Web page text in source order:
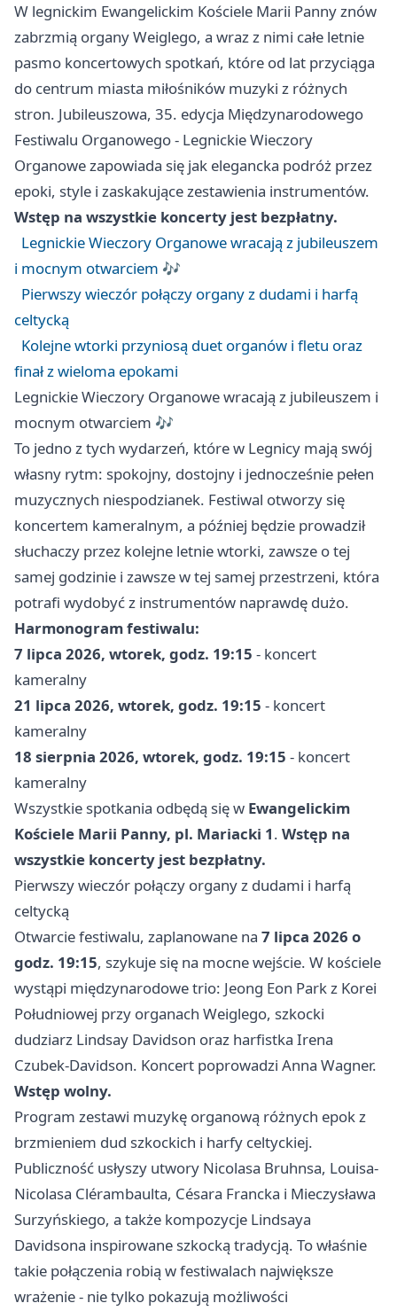
W legnickim Ewangelickim Kościele Marii Panny znów
zabrzmią organy Weiglego, a wraz z nimi całe letnie
pasmo koncertowych spotkań, które od lat przyciąga
do centrum miasta miłośników muzyki z różnych
stron. Jubileuszowa, 35. edycja Międzynarodowego
Festiwalu Organowego - Legnickie Wieczory
Organowe zapowiada się jak elegancka podróż przez
epoki, style i zaskakujące zestawienia instrumentów.
Wstęp na wszystkie koncerty jest bezpłatny.
Legnickie Wieczory Organowe wracają z jubileuszem
i mocnym otwarciem 🎶
Pierwszy wieczór połączy organy z dudami i harfą
celtycką
Kolejne wtorki przyniosą duet organów i fletu oraz
finał z wieloma epokami
Legnickie Wieczory Organowe wracają z jubileuszem i
mocnym otwarciem 🎶
To jedno z tych wydarzeń, które w Legnicy mają swój
własny rytm: spokojny, dostojny i jednocześnie pełen
muzycznych niespodzianek. Festiwal otworzy się
koncertem kameralnym, a później będzie prowadził
słuchaczy przez kolejne letnie wtorki, zawsze o tej
samej godzinie i zawsze w tej samej przestrzeni, która
potrafi wydobyć z instrumentów naprawdę dużo.
Harmonogram festiwalu:
7 lipca 2026, wtorek, godz. 19:15 - koncert
kameralny
21 lipca 2026, wtorek, godz. 19:15 - koncert
kameralny
18 sierpnia 2026, wtorek, godz. 19:15 - koncert
kameralny
Wszystkie spotkania odbędą się w Ewangelickim
Kościele Marii Panny, pl. Mariacki 1. Wstęp na
wszystkie koncerty jest bezpłatny.
Pierwszy wieczór połączy organy z dudami i harfą
celtycką
Otwarcie festiwalu, zaplanowane na 7 lipca 2026 o
godz. 19:15, szykuje się na mocne wejście. W kościele
wystąpi międzynarodowe trio: Jeong Eon Park z Korei
Południowej przy organach Weiglego, szkocki
dudziarz Lindsay Davidson oraz harfistka Irena
Czubek-Davidson. Koncert poprowadzi Anna Wagner.
Wstęp wolny.
Program zestawi muzykę organową różnych epok z
brzmieniem dud szkockich i harfy celtyckiej.
Publiczność usłyszy utwory Nicolasa Bruhnsa, Louisa-
Nicolasa Clérambaulta, Césara Francka i Mieczysława
Surzyńskiego, a także kompozycje Lindsaya
Davidsona inspirowane szkocką tradycją. To właśnie
takie połączenia robią w festiwalach największe
wrażenie - nie tylko pokazują możliwości